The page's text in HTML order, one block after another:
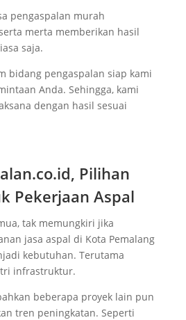
pengaspalan murah
merta memberikan hasil
saja.
bidang pengaspalan siap kami
Anda. Sehingga, kami
dengan hasil sesuai
Pilihan
Pekerjaan Aspal
tak memungkiri jika
jasa aspal di Kota Pemalang
kebutuhan. Terutama
infrastruktur.
beberapa proyek lain pun
tren peningkatan. Seperti